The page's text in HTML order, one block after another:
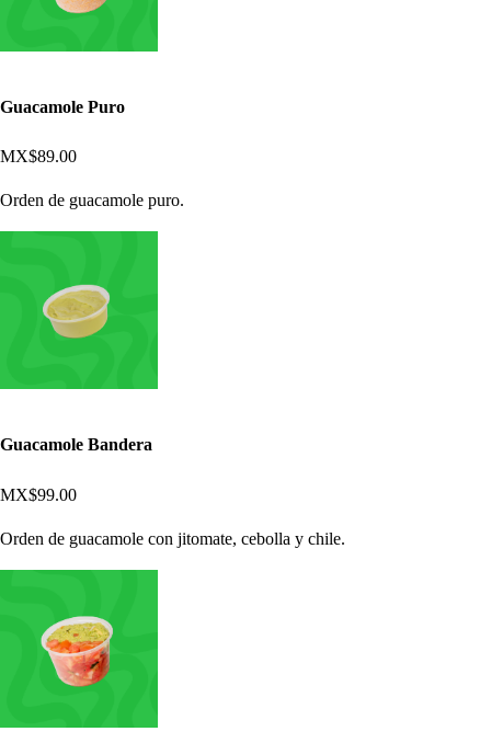
Guacamole Puro
MX$89.00
Orden de guacamole puro.
Guacamole Bandera
MX$99.00
Orden de guacamole con jitomate, cebolla y chile.